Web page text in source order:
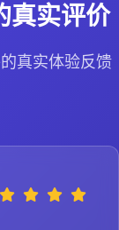
真实评价
真实体验反馈